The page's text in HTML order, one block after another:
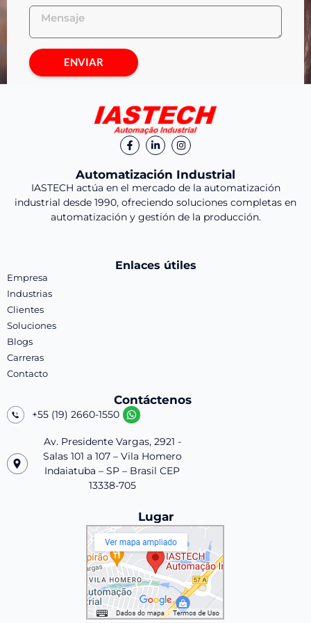
ENVIAR
Automatización Industrial
IASTECH actúa en el mercado de la automatización
industrial desde 1990, ofreciendo soluciones completas en
automatización y gestión de la producción.
Enlaces útiles
Empresa
Industrias
Clientes
Soluciones
Blogs
Carreras
Contacto
Contáctenos
+55 (19) 2660-1550
Av. Presidente Vargas, 2921 -
Salas 101 a 107 – Vila Homero
Indaiatuba – SP – Brasil CEP
13338-705
Lugar